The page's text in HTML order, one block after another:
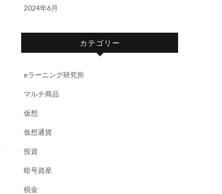
2024年6月
カテゴリー
eラーニング研究所
マルチ商品
仮想
仮想通貨
投資
暗号資産
税金